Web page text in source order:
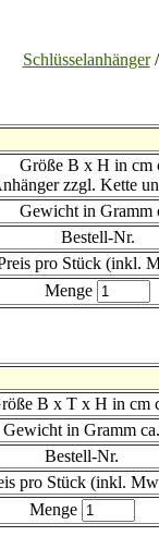
Schlüsselanhänger
Größe B x H in cm
zzgl. Kette
Gewicht in Gramm
Bestell-Nr.
pro Stück (inkl.
Menge
B x T x H in cm
Gewicht in Gramm ca.
Bestell-Nr.
pro Stück (inkl.
Menge